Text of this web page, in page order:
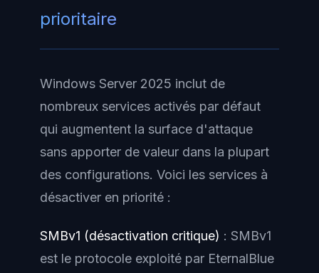
prioritaire
Windows Server 2025 inclut de
nombreux services activés par défaut
qui augmentent la surface d'attaque
sans apporter de valeur dans la plupart
des configurations. Voici les services à
désactiver en priorité :
SMBv1 (désactivation critique) : SMBv1
est le protocole exploité par EternalBlue